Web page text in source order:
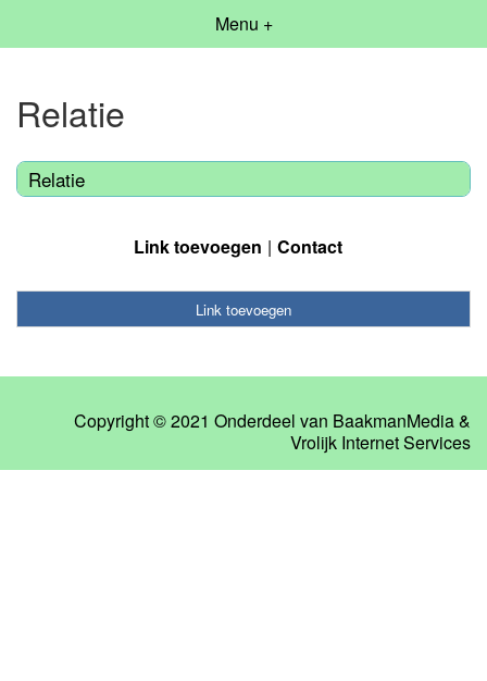
Menu +
Relatie
Relatie
Link toevoegen Contact
Link toevoegen
Copyright © 2021 Onderdeel van BaakmanMedia&
Vrolijk Internet Services